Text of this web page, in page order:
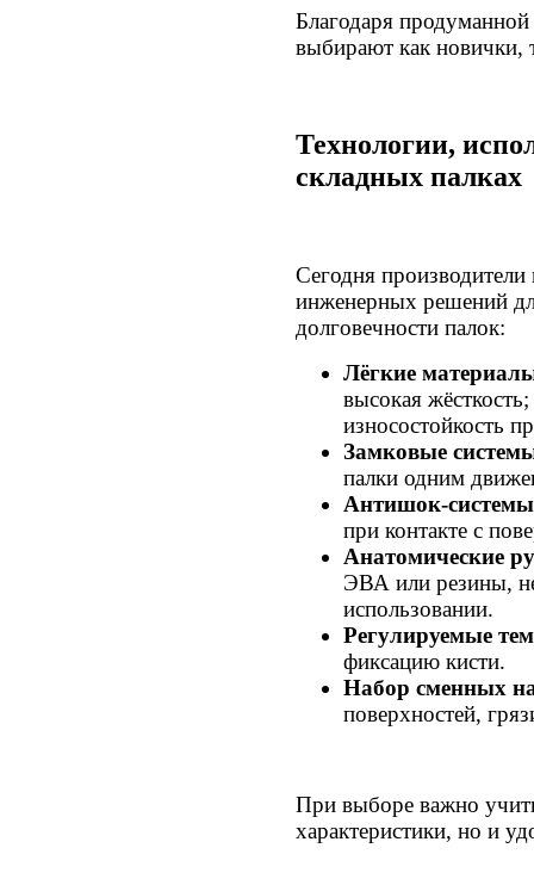
Благодаря
выбирают как новички,
Технологии,
складных палках
Сегодня
инженерных решений
долговечности палок:
Лёгкие
высокая
износостойкость
Замковые
палки одним
Антишок-
при контакте с
Анатомические
ЭВА или резины,
использовании.
Регулируемые
фиксацию кисти.
Набор сменных
поверхностей,
При выборе важно
характеристики, но и